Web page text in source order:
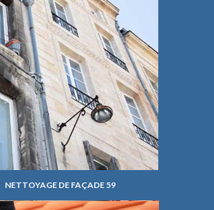
NETTOYAGE DE FAÇADE 59